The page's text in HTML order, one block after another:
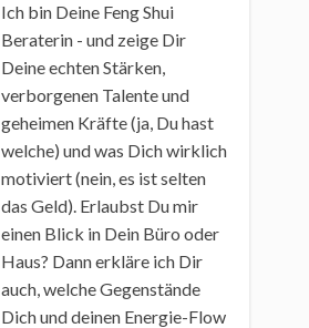
Ich bin Deine Feng Shui
Beraterin - und zeige Dir
Deine echten Stärken,
verborgenen Talente und
geheimen Kräfte (ja, Du hast
welche) und was Dich wirklich
motiviert (nein, es ist selten
das Geld). Erlaubst Du mir
einen Blick in Dein Büro oder
Haus? Dann erkläre ich Dir
auch, welche Gegenstände
Dich und deinen Energie-Flow